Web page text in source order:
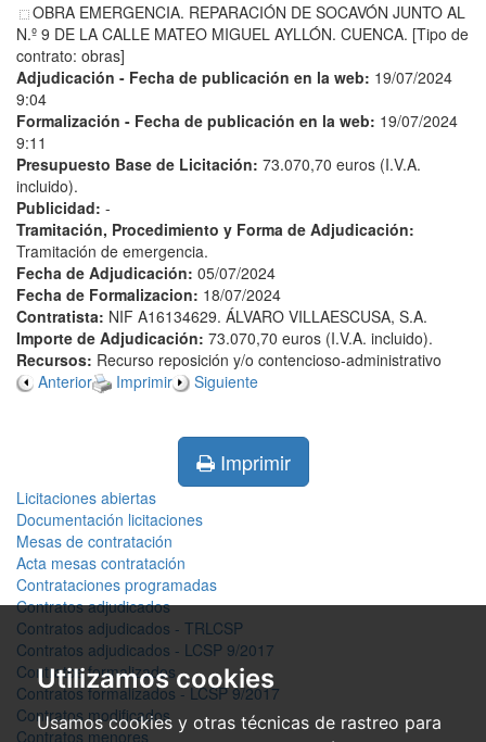
Utilizamos cookies
Usamos cookies y otras técnicas de rastreo para
OBRA EMERGENCIA. REPARACIÓN DE SOCAVÓN JUNTO AL
N.º 9 DE LA CALLE MATEO MIGUEL AYLLÓN. CUENCA. [Tipo de
contrato: obras]
Adjudicación - Fecha de publicación en la web: 19/07/2024
9:04
Formalización - Fecha de publicación en la web: 19/07/2024
9:11
Presupuesto Base de Licitación: 73.070,70 euros (I.V.A.
incluido).
Publicidad: -
Tramitación, Procedimiento y Forma de Adjudicación:
Tramitación de emergencia.
Fecha de Adjudicación: 05/07/2024
Fecha de Formalizacion: 18/07/2024
Contratista: NIF A16134629. ÁLVARO VILLAESCUSA, S.A.
Importe de Adjudicación: 73.070,70 euros (I.V.A. incluido).
Recursos: Recurso reposición y/o contencioso-administrativo
Anterior
Imprimir Siguiente
Imprimir
Licitaciones abiertas
Documentación licitaciones
Mesas de contratación
Acta mesas contratación
Contrataciones programadas
Contratos adjudicados
Contratos adjudicados - TRLCSP
Contratos adjudicados - LCSP 9/2017
Contratos formalizados
Contratos formalizados - LCSP 9/2017
Contratos modificados
Contratos menores